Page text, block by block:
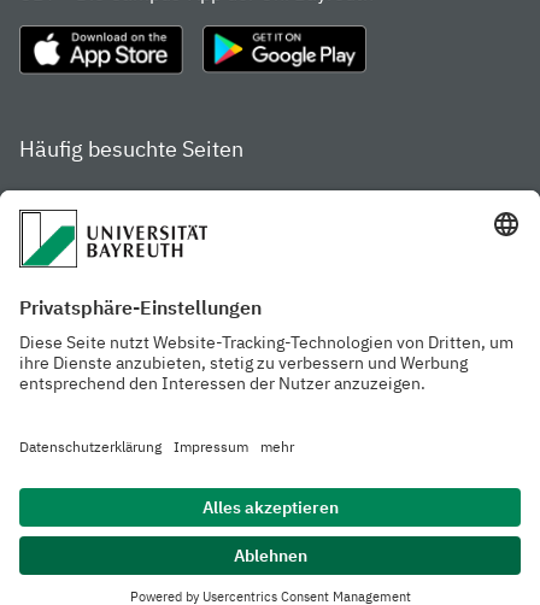
Häufig besuchte Seiten
Studienportal
Gamechanger Campus
Aktuelle
Pressemitteilungen
Arbeiten an der
Universität
Cafeterien
Studiengangsfinder
Services & Beratung für
Ansprechpersonen der
Uni Bayreuth
Datenschutzerklärung Barrierefreiheitserklärung
Hausordnung Impressum Kontakt